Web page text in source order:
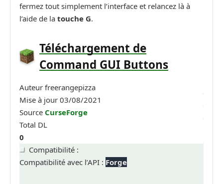
fermez tout simplement l’interface et relancez là à
l’aide de la touche G.
Téléchargement de
Command GUI Buttons
Auteur freerangepizza
Mise à jour 03/08/2021
Source CurseForge
Total DL
0
Compatibilité :
Compatibilité avec l’API : Forge